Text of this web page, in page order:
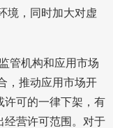
境，同时加大对虚
管机构和应用市场
，推动应用市场开
许可的一律下架，有
经营许可范围。对于